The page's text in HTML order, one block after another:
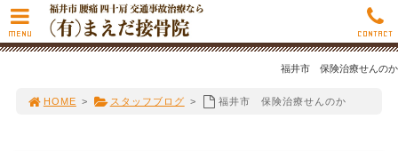
福井市 保険治療せんのか
HOME > スタッフブログ > 福井市 保険治療せんのか
MENU CONTACT